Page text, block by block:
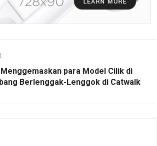
para Model Cilik di
Berlenggak-Lenggok di Catwalk